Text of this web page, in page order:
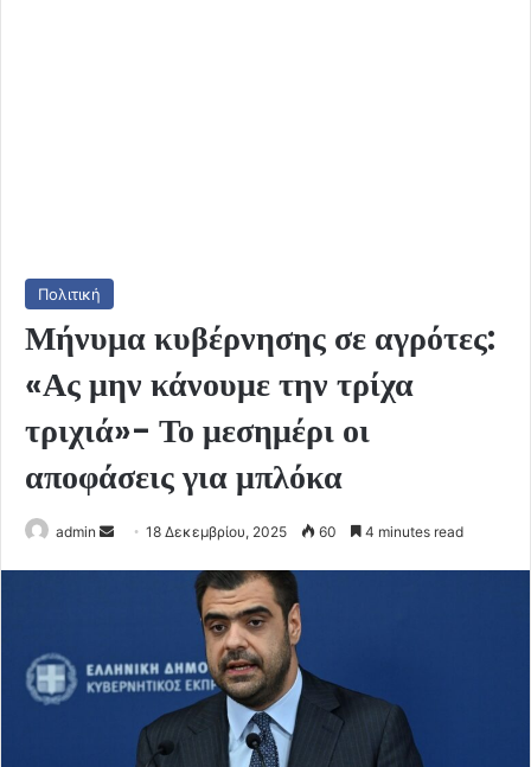
Πολιτική
Μήνυμα κυβέρνησης σε αγρότες:
«Ας μην κάνουμε την τρίχα
τριχιά»- Το μεσημέρι οι
αποφάσεις για μπλόκα
admin
Send18 Δεκεμβρίου, 2025 60 4 minutes read